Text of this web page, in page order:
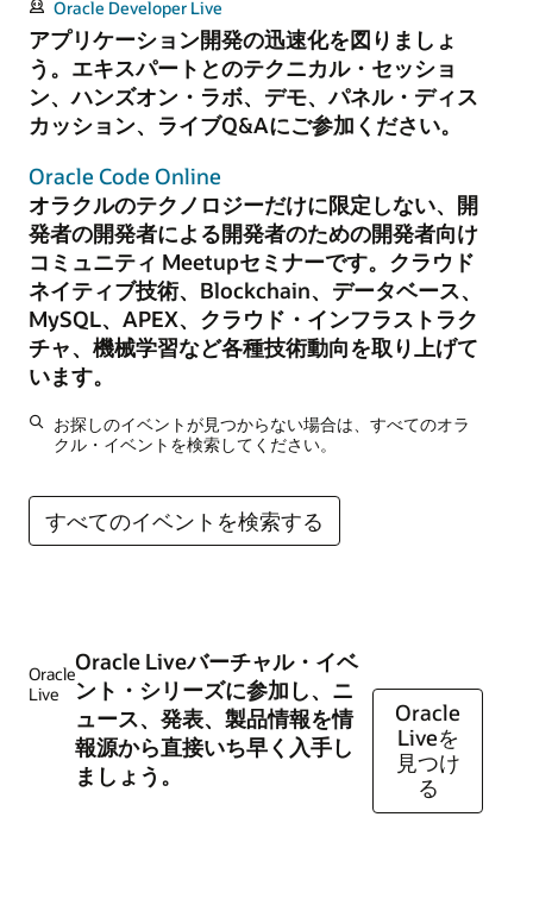
Oracle Developer Live
アプリケーション開発の迅速化を図りましょ
う。エキスパートとのテクニカル・セッショ
ン、ハンズオン・ラボ、デモ、パネル・ディス
カッション、ライブQ&Aにご参加ください。
Oracle Code Online
オラクルのテクノロジーだけに限定しない、開
発者の開発者による開発者のための開発者向け
コミュニティ Meetupセミナーです。クラウド
ネイティブ技術、Blockchain、データベース、
MySQL、APEX、クラウド・インフラストラク
チャ、機械学習など各種技術動向を取り上げて
います。
お探しのイベントが見つからない場合は、すべてのオラ
クル・イベントを検索してください。
すべてのイベントを検索する
Oracle
Live
Oracle Liveバーチャル・イベ
ント・シリーズに参加し、ニ
ュース、発表、製品情報を情
報源から直接いち早く入手し
ましょう。
Oracle
Liveを
見つけ
る